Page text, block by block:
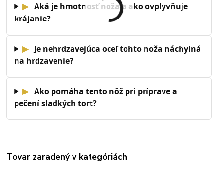
▶ Aká je hmotnosť noža a ako ovplyvňuje
krájanie?
▶ Je nehrdzavejúca oceľ tohto noža náchylná
na hrdzavenie?
▶ Ako pomáha tento nôž pri príprave a
pečení sladkých tort?
Tovar zaradený v kategóriách